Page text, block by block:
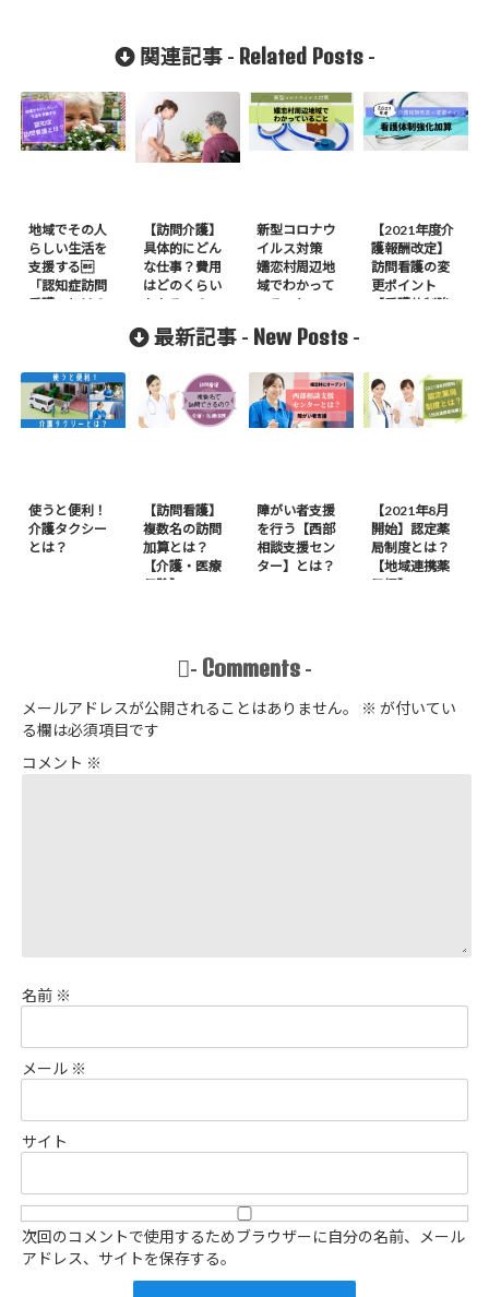
関連記事 - Related Posts-
地域でその人
らしい生活を
支援する
「認知症訪問
看護」とは？
【訪問介護】
具体的にどん
な仕事？費用
はどのくらい
かかるの？
新型コロナウ
イルス対策
嬬恋村周辺地
域でわかって
いること
【2021年度介
護報酬改定】
訪問看護の変
更ポイント
【看護体制強
最新記事 - New Posts -
使うと便利！
介護タクシー
とは？
【訪問看護】
複数名の訪問
加算とは？
【介護・医療
保険】
障がい者支援
を行う【西部
相談支援セン
ター】とは？
【2021年8月
開始】認定薬
局制度とは？
【地域連携薬
局編】
- Comments -
メールアドレスが公開されることはありません。 ※ が付いてい
る欄は必須項目です
コメント ※
名前 ※
メール ※
サイト
次回のコメントで使用するためブラウザーに自分の名前、メール
アドレス、サイトを保存する。